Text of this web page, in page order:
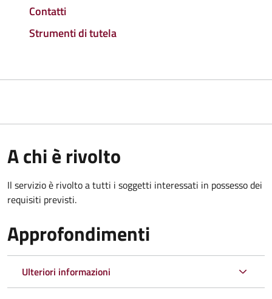
Contatti
Strumenti di tutela
A chi è rivolto
Il servizio è rivolto a tutti i soggetti interessati in possesso dei
requisiti previsti.
Approfondimenti
Ulteriori informazioni